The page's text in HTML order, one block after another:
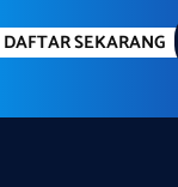
DAFTAR SEKARANG